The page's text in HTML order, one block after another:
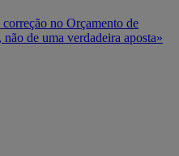
no Orçamento de
de uma verdadeira aposta»